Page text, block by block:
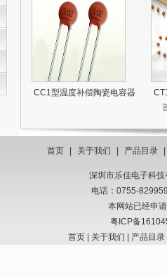
CC1型温度补偿陶瓷电容器
首页 关于我们 产品目录
深圳市乐佳电子科
电话：0755-
本网站已经申
粤ICP备
首页
关于我们 产品目录